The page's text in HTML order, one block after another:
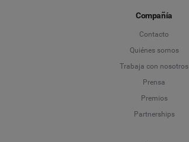
Compañía
Contacto
Quiénes somos
Trabaja con nosotros
Prensa
Premios
Partnerships